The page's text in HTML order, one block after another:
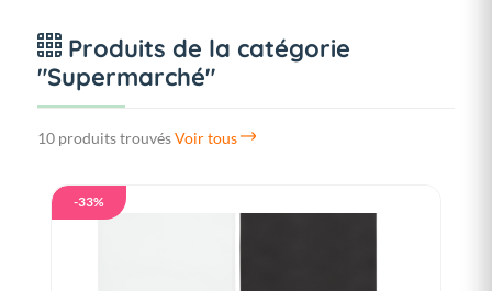
Produits de la catégorie
"Supermarché"
10 produits trouvésVoir tous
-33%